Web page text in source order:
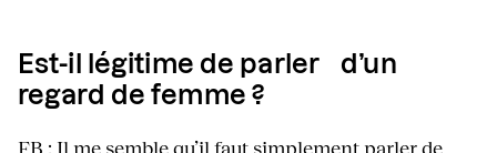
Est-il légitime de parler d’un
regard de femme ?
FB : Il me semble qu’il faut simplement parler de